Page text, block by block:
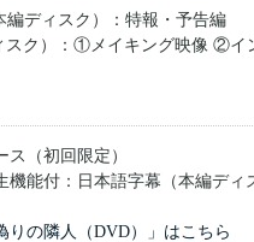
編ディスク）：特報・予告編
スク）：①メイキング映像 ②イ
（初回限定）
機能付：日本語字幕（本編ディ
りの隣人（DVD）」はこちら